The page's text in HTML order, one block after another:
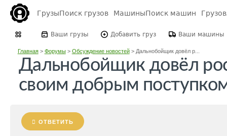
ГрузыПоиск грузов МашиныПоиск машин
Ваши грузы Добавить груз Ваши машины
Главная> Форумы> Обсуждение новостей> Дальнобойщик довёл р...
Дальнобойщик довёл
своим добрым
ОТВЕТИТЬ